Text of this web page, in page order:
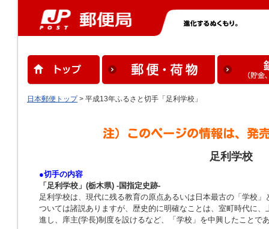
日本郵便トップ> 平成13年ふるさと切手「足利学校」
足利学校
●切手の内容
「足利学校」(栃木県) -国指定史跡-
足利学校は、現代に残る教育の原点あるいは日本最古の「学校
ついては諸説ありますが、歴史的に明確なことは、室町時代に
進し、庠主(学長)制度を設けるなど、「学校」を中興したことで